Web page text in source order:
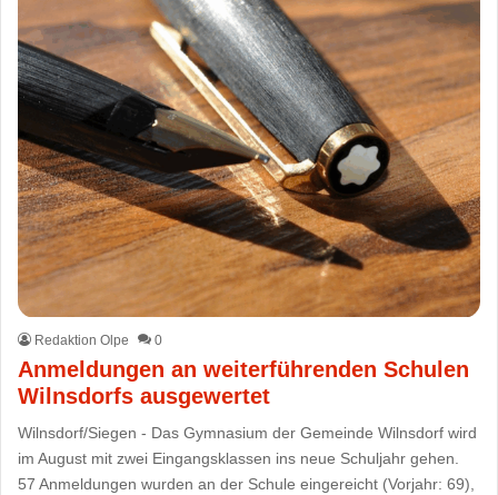
Redaktion Olpe 0
Anmeldungen an weiterführenden Schulen
Wilnsdorfs ausgewertet
Wilnsdorf/Siegen - Das Gymnasium der Gemeinde Wilnsdorf wird
im August mit zwei Eingangsklassen ins neue Schuljahr gehen.
57 Anmeldungen wurden an der Schule eingereicht (Vorjahr: 69),